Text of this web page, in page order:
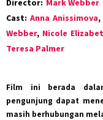
Director: Mark Webber
Cast: Anna Anissimova,
Webber, Nicole
Teresa Palmer
Film ini berada
pengunjung dapat
masih berhubungan